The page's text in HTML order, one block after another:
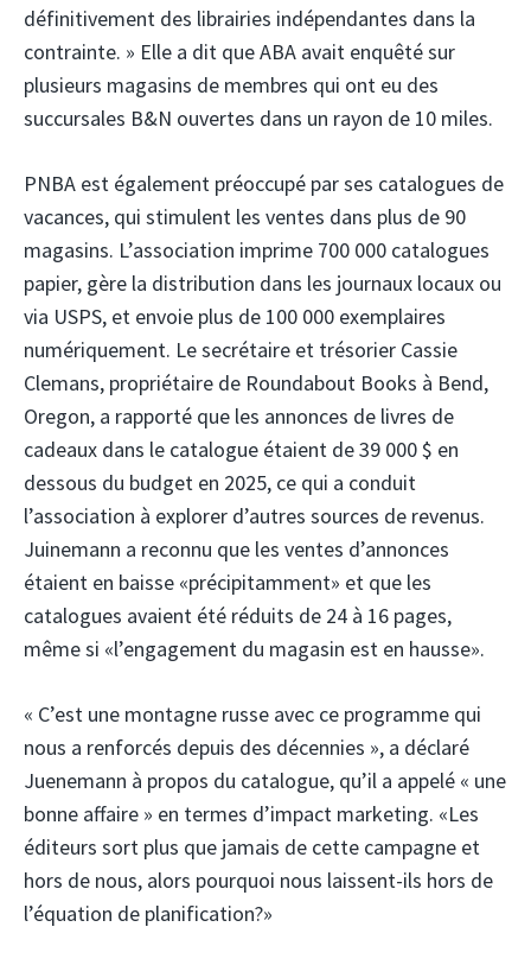
définitivement des librairies indépendantes dans la
contrainte. » Elle a dit que ABA avait enquêté sur
plusieurs magasins de membres qui ont eu des
succursales B&N ouvertes dans un rayon de 10 miles.
PNBA est également préoccupé par ses catalogues de
vacances, qui stimulent les ventes dans plus de 90
magasins. L’association imprime 700 000 catalogues
papier, gère la distribution dans les journaux locaux ou
via USPS, et envoie plus de 100 000 exemplaires
numériquement. Le secrétaire et trésorier Cassie
Clemans, propriétaire de Roundabout Books à Bend,
Oregon, a rapporté que les annonces de livres de
cadeaux dans le catalogue étaient de 39 000 $ en
dessous du budget en 2025, ce qui a conduit
l’association à explorer d’autres sources de revenus.
Juinemann a reconnu que les ventes d’annonces
étaient en baisse «précipitamment» et que les
catalogues avaient été réduits de 24 à 16 pages,
même si «l’engagement du magasin est en hausse».
« C’est une montagne russe avec ce programme qui
nous a renforcés depuis des décennies », a déclaré
Juenemann à propos du catalogue, qu’il a appelé « une
bonne affaire » en termes d’impact marketing. «Les
éditeurs sort plus que jamais de cette campagne et
hors de nous, alors pourquoi nous laissent-ils hors de
l’équation de planification?»